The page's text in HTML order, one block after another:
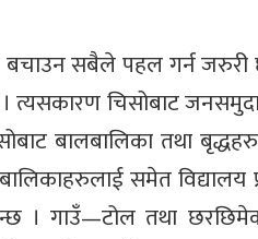
बचाउन सबैले पहल गर्न
चिसोबाट
बालबालिका तथा
समेत विद्यालय
। गाउँ—टोल तथा